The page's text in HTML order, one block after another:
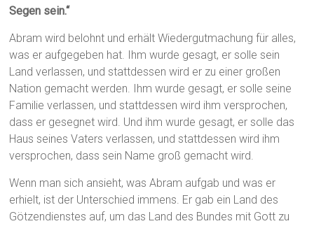
Segen sein.“
Abram wird belohnt und erhält Wiedergutmachung für alles,
was er aufgegeben hat. Ihm wurde gesagt, er solle sein
Land verlassen, und stattdessen wird er zu einer großen
Nation gemacht werden. Ihm wurde gesagt, er solle seine
Familie verlassen, und stattdessen wird ihm versprochen,
dass er gesegnet wird. Und ihm wurde gesagt, er solle das
Haus seines Vaters verlassen, und stattdessen wird ihm
versprochen, dass sein Name groß gemacht wird.
Wenn man sich ansieht, was Abram aufgab und was er
erhielt, ist der Unterschied immens. Er gab ein Land des
Götzendienstes auf, um das Land des Bundes mit Gott zu